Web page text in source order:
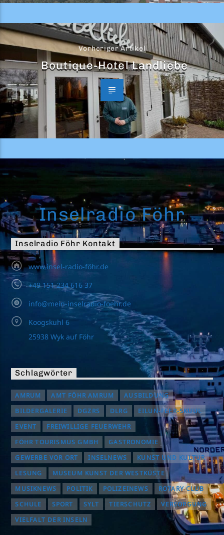
Vorheriger Artikel
Boutique-Hotel Landliebe
Inselradio Föhr
Inselradio Föhr Kontakt
www.insel-radio-föhr.de
+49 151 234 616 37
info@mein-inselradio-foehr.de
Koogskuhl 6
25938 Wyk auf Föhr
Schlagwörter
AMRUM AMT FÖHR AMRUM
AUSBILDUNG
BILDERGALERIE
DGZRS DLRG
EILUN-FEER-SKUUL
EVENT
FREIWILLIGE FEUERWEHR
FÖHR TOURISMUS GMBH
GASTRONOMIE
GEWERBE VOR ORT
INSELNEWS
KUNST UND KULTUR
LESUNG
MUSEUM KUNST DER WESTKÜSTE
MUSIKNEWS
POLITIK POLIZEINEWS
ROTARY CLUB
SCHULE
SPORT SYLT TIERSCHUTZ
VERSORGUNG
VIELFALT DER INSELN